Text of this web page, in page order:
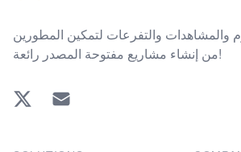
والمشاهدات والتفرعات لتمكين المطورين
من إنشاء مشاريع مفتوحة المصدر رائعة!
Twitter EMAIL